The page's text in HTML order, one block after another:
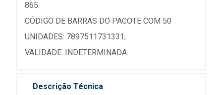
865.
CÓDIGO DE BARRAS DO PACOTE COM 50
UNIDADES: 7897511731331;
VALIDADE: INDETERMINADA.
Descrição Técnica